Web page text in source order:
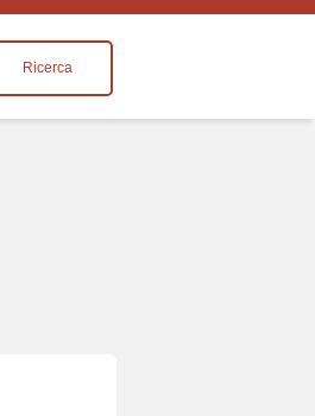
Ricerca